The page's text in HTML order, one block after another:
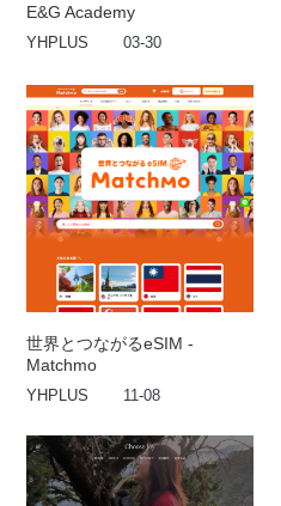
E&G Academy
YHPLUS 03-30
世界とつながるeSIM -
Matchmo
YHPLUS 11-08